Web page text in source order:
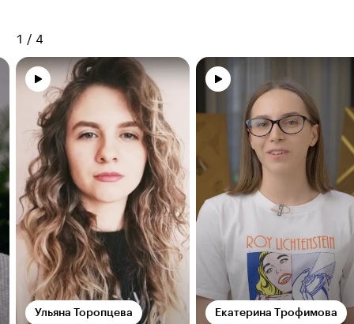
1 / 4
Ульяна Торопцева Екатерина Трофимова